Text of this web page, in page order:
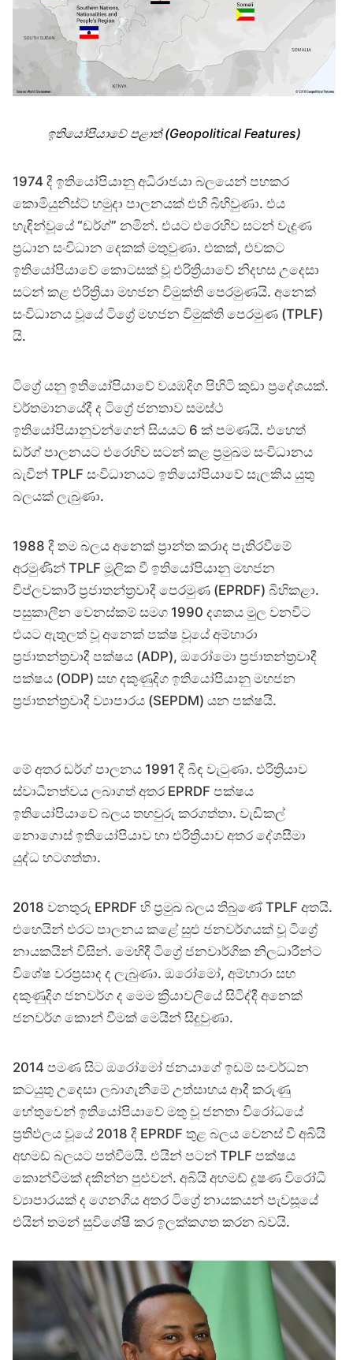
ඉතියෝපියාවේ පළාත් (Geopolitical Features)
1974 දී ඉතියෝපියානු අධිරාජයා බලයෙන් පහකර
කොමියුනිස්ට් හමුදා පාලනයක් එහි බිහිවුණා. එය
හැඳින්වූයේ “ඩර්ග්” නමින්. එයට එරෙහිව සටන් වැදුණ
ප්‍රධාන සංවිධාන දෙකක් මතුවුණා. එකක්, එවකට
ඉතියෝපියාවේ කොටසක් වූ එරිත්‍රියාවේ නිදහස උදෙසා
සටන් කළ එරිත්‍රියා මහජන විමුක්ති පෙරමුණයි. අනෙක්
සංවිධානය වූයේ ටිග්‍රේ මහජන විමුක්ති පෙරමුණ (TPLF)
යි.
ටිග්‍රේ යනු ඉතියෝපියාවේ වයඹදිග පිහිටි කුඩා ප්‍රදේශයක්.
වර්තමානයේදී ද ටිග්‍රේ ජනතාව සමස්ථ
ඉතියෝපියානුවන්ගෙන් සියයට 6 ක් පමණයි. එහෙත්
ඩර්ග් පාලනයට එරෙහිව සටන් කළ ප්‍රමුඛම සංවිධානය
බැවින් TPLF සංවිධානයට ඉතියෝපියාවේ සැලකිය යුතු
බලයක් ලැබුණා.
1988 දී තම බලය අනෙක් ප්‍රාන්ත කරාද පැතිරවීමේ
අරමුණින් TPLF මූලික වී ඉතියෝපියානු මහජන
විප්ලවකාරී ප්‍රජාතන්ත්‍රවාදී පෙරමුණ (EPRDF) බිහිකළා.
පසුකාලීන වෙනස්කම් සමග 1990 දශකය මුල වනවිට
එයට ඇතුලත් වූ අනෙක් පක්ෂ වූයේ අම්හාරා
ප්‍රජාතන්ත්‍රවාදී පක්ෂය (ADP), ඔරෝමො ප්‍රජාතන්ත්‍රවාදී
පක්ෂය (ODP) සහ දකුණුදිග ඉතියෝපියානු මහජන
ප්‍රජාතන්ත්‍රවාදී ව්‍යාපාරය (SEPDM) යන පක්ෂයි.
මේ අතර ඩර්ග් පාලනය 1991 දී බිඳ වැටුණා. එරිත්‍රියාව
ස්වාධීනත්වය ලබාගත් අතර EPRDF පක්ෂය
ඉතියෝපියාවේ බලය තහවුරු කරගත්තා. වැඩිකල්
නොගොස් ඉතියෝපියාව හා එරිත්‍රියාව අතර දේශසීමා
යුද්ධ හටගත්තා.
2018 වනතුරු EPRDF හි ප්‍රමුඛ බලය තිබුණේ TPLF අතයි.
එහෙයින් එරට පාලනය කළේ සුළු ජනවර්ගයක් වූ ටිග්‍රේ
නායකයින් විසින්. මෙහිදී ටිග්‍රේ ජනවාර්ගික නිලධාරීන්ට
විශේෂ වරප්‍රසාද ද ලැබුණා. ඔරෝමෝ, අම්හාරා සහ
දකුණුදිග ජනවර්ග ද මෙම ක්‍රියාවලියේ සිටිද්දී අනෙක්
ජනවර්ග කොන් වීමක් මෙයින් සිදුවුණා.
2014 පමණ සිට ඔරෝමෝ ජනයාගේ ඉඩම් සංවර්ධන
කටයුතු උදෙසා ලබාගැනීමේ උත්සාහය ආදී කරුණු
හේතුවෙන් ඉතියෝපියාවේ මතු වූ ජනතා විරෝධයේ
ප්‍රතිඵලය වූයේ 2018 දී EPRDF තුළ බලය වෙනස් වී අබියි
අහමඩ් බලයට පත්වීමයි. එයින් පටන් TPLF පක්ෂය
කොන්වීමක් දකින්න පුළුවන්. අබියි අහමඩ් දූෂණ විරෝධී
ව්‍යාපාරයක් ද ගෙනගිය අතර ටිග්‍රේ නායකයන් පැවසූයේ
එයින් තමන් සුවිශේෂී කර ඉලක්කගත කරන බවයි.